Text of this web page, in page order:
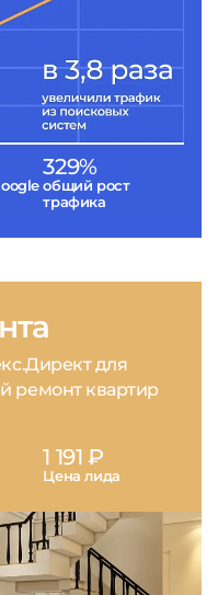
329%
общий рост
трафика
для
ремонт квартир
1 191 ₽
Цена лида